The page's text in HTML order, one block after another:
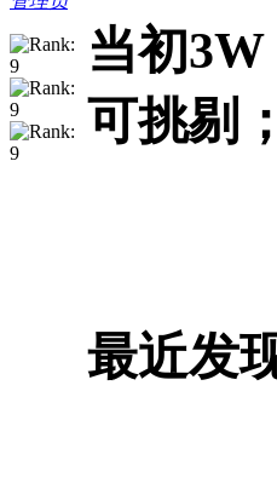
当初
可挑剔；
最近发